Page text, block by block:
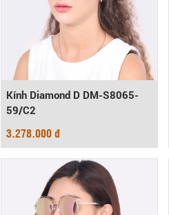
Kính Diamond D DM-S8065-
59/C2
3.278.000 đ